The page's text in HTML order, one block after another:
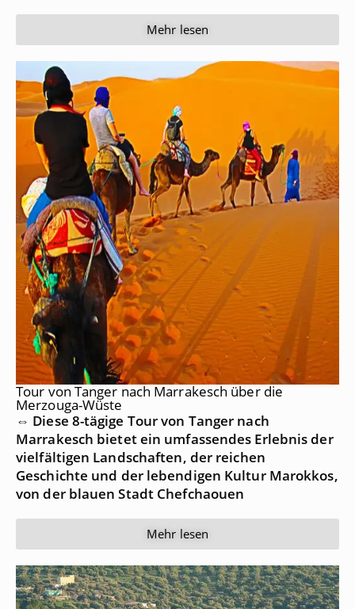
Mehr lesen
Tour von Tanger nach Marrakesch über die
Merzouga-Wüste
⇔ Diese 8-tägige Tour von Tanger nach
Marrakesch bietet ein umfassendes Erlebnis der
vielfältigen Landschaften, der reichen
Geschichte und der lebendigen Kultur Marokkos,
von der blauen Stadt Chefchaouen
Mehr lesen